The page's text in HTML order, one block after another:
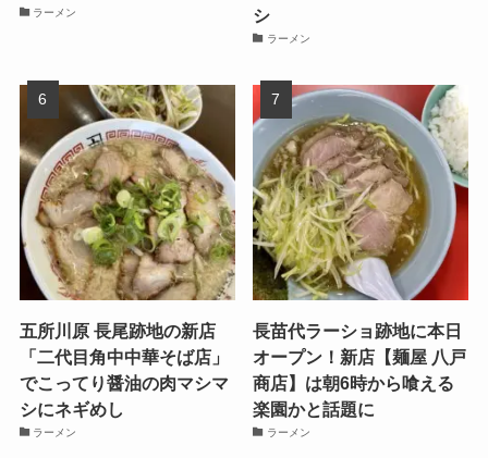
ラーメン
シ
ラーメン
五所川原 長尾跡地の新店
「二代目角中中華そば店」
でこってり醤油の肉マシマ
シにネギめし
ラーメン
長苗代ラーショ跡地に本日
オープン！新店【麺屋 八戸
商店】は朝6時から喰える
楽園かと話題に
ラーメン